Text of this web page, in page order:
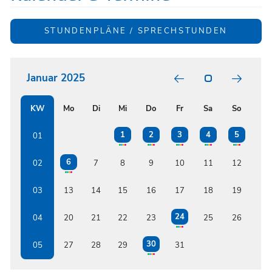
STUNDENPLÄNE / SPRECHSTUNDEN
Januar 2025
KW Mo Di Mi Do Fr Sa So
01 1 2 3 4 5
02 6 7 8 9 10 11 12
03 13 14 15 16 17 18 19
04 20 21 22 23 24 25 26
05 27 28 29 30 31